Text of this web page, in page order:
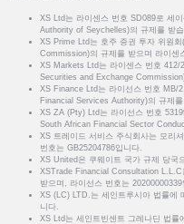
XS Ltd는 라이센스 번호 SD089로 세
Authority of Seychelles)의 규제를 받습
XS Prime Ltd는 호주 증권 투자 위원
Commission)의 규제를 받으며 라이센
XS Markets Ltd는 라이센스 번호 412/
Securities and Exchange
XS Finance Ltd는 라이선스 번호 MB/
Financial Services Authority)의 규제를
XS ZA (Pty) Ltd는 라이선스 번호
South African Financial Sector
XS 트레이드 서비스 주식회사는 모리
번호는 GB25204786입니다.
XS United은 쿠웨이트 국가 규제 당국
XSTrade Financial Consultation
받으며, 라이선스 번호는 20200000339
XS (LC) LTD.는 세인트루시아 법률에
니다.
XS Ltd는 세인트빈센트 그레나딘 법